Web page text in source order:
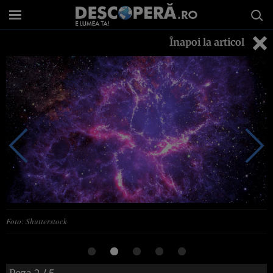
Înapoi la articol
Foto: Shutterstock